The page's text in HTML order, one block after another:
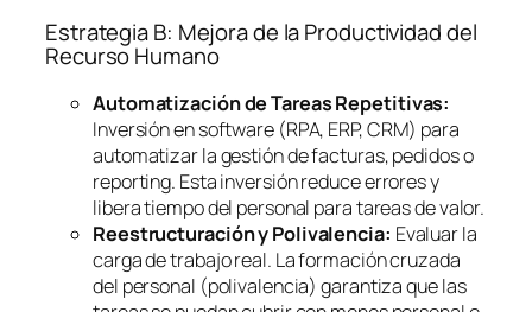
Estrategia B: Mejora de la Productividad del
Recurso Humano
Automatización de Tareas Repetitivas:
Inversión ensoftware(RPA, ERP, CRM) para
automatizar la gestión de facturas, pedidos o
reporting. Esta inversión reduce errores y
libera tiempo del personal para tareas de valor.
Reestructuración y Polivalencia: Evaluar la
carga de trabajo real. La formación cruzada
del personal (polivalencia) garantiza que las